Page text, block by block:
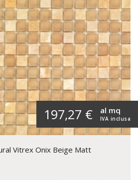
197,27 € IVA inclusa
al mq
Vitrex Onix Beige Matt